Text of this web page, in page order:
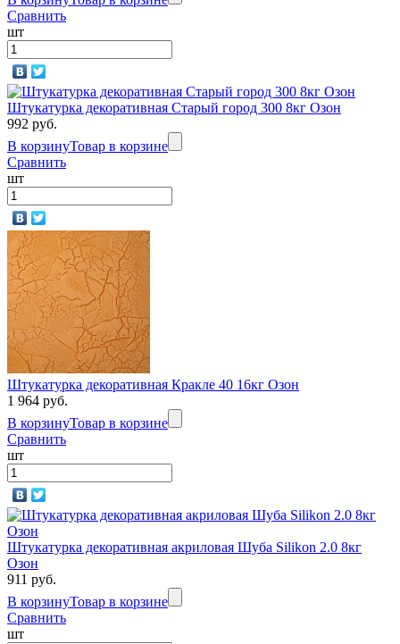
Сравнить
шт
Штукатурка декоративная Старый город 300 8кг Озон
992 руб.
В корзинуТовар в корзине
Сравнить
шт
Штукатурка декоративная Кракле 40 16кг Озон
1 964 руб.
В корзинуТовар в корзине
Сравнить
шт
Штукатурка декоративная акриловая Шуба Silikon 2.0 8кг
Озон
911 руб.
В корзинуТовар в корзине
Сравнить
шт